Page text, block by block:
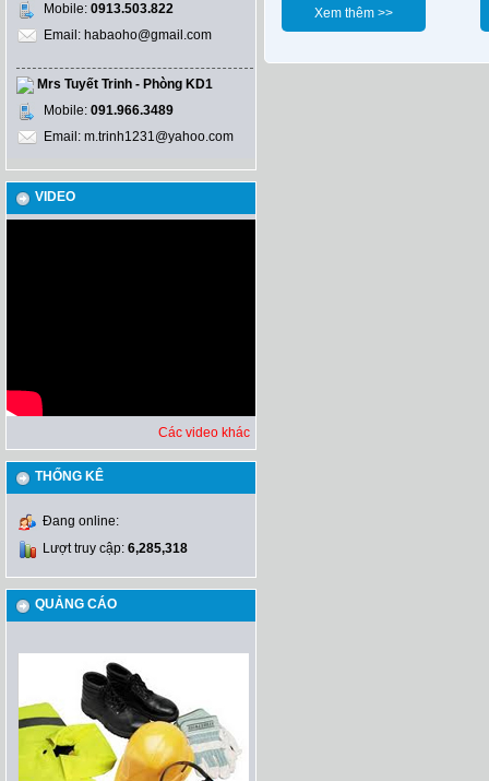
Mobile: 0913.503.822
Email: habaoho@gmail.com
Mrs Tuyết Trinh - Phòng KD1
Mobile: 091.966.3489
Email: m.trinh1231@yahoo.com
VIDEO
Các video khác
THỐNG KÊ
Đang online:
Lượt truy cập: 6,285,318
QUẢNG CÁO
Xem thêm >>